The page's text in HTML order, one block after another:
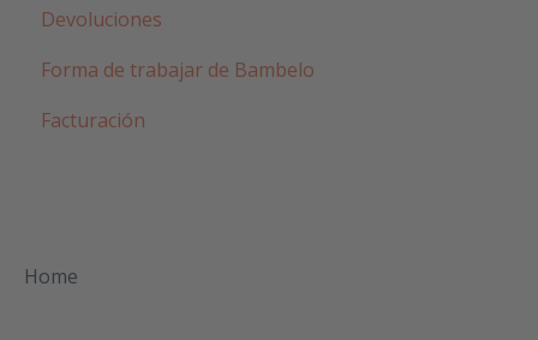
Devoluciones
Forma de trabajar de Bambelo
Facturación
Home